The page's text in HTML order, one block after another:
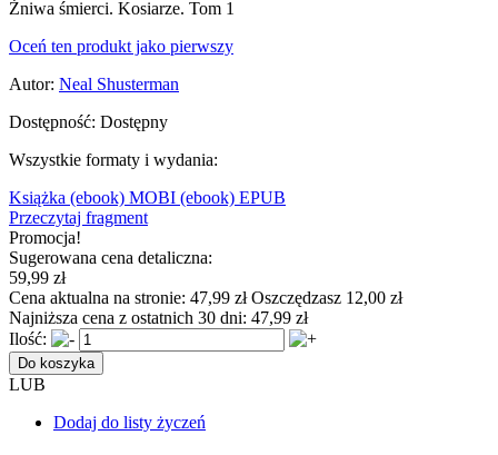
Żniwa śmierci. Kosiarze. Tom 1
Oceń ten produkt jako pierwszy
Autor: Neal Shusterman
Dostępność: Dostępny
Wszystkie formaty i wydania:
Książka (ebook) MOBI (ebook) EPUB
Przeczytaj fragment
Promocja!
Sugerowana cena detaliczna:
59,99 zł
Cena aktualna na stronie: 47,99 złOszczędzasz 12,00 zł
Najniższa cena z ostatnich 30 dni: 47,99 zł
Ilość:
Do koszyka
LUB
Dodaj do listy życzeń